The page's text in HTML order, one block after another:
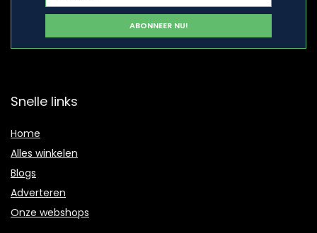
Snelle links
Home
Alles winkelen
Blogs
Adverteren
Onze webshops